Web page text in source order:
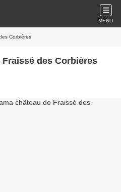
MENU
Corbières
des Corbières